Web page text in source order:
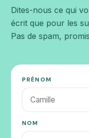
Dites-nous ce qui
écrit que pour les
Pas de spam,
PRÉNOM
NOM